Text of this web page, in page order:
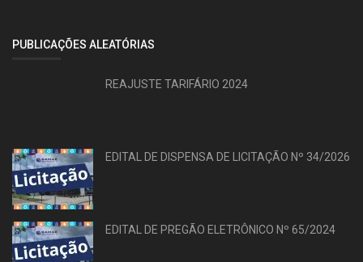
PUBLICAÇÕES ALEATÓRIAS
REAJUSTE TARIFÁRIO 2024
EDITAL DE DISPENSA DE LICITAÇÃO Nº 34/2026
EDITAL DE PREGÃO ELETRÔNICO Nº 65/2024